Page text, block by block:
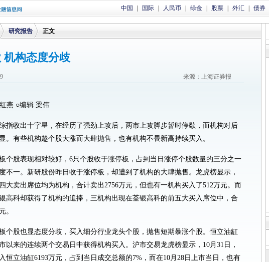
中国 国际 人民币 绿金 股票 外汇 债券
研究报告 正文
机构态度分歧
来源：上海证券报
燕 ○编辑 梁伟
指收出十字星，在经历了强劲上攻后，两市上攻脚步暂时停歇，而机构对后
。有些机构趁个股大涨而大肆抛售，也有机构不畏新高持续买入。
个股表现相对较好，6只个股收于涨停板，占到当日涨停个股数量的三分之一
不一。新研股份昨日收于涨停板，却遭到了机构的大肆抛售。龙虎榜显示，
大卖出席位均为机构，合计卖出2756万元，但也有一机构买入了512万元。而
高科却获得了机构的追捧，三机构出现在荃银高科的前五大买入席位中，合
。
个股也显态度分歧，买入细分行业龙头个股，抛售短期暴涨个股。恒立油缸
以来的连续两个交易日中获得机构买入。沪市交易龙虎榜显示，10月31日，
恒立油缸6193万元，占到当日成交总额的7%，而在10月28日上市当日，也有